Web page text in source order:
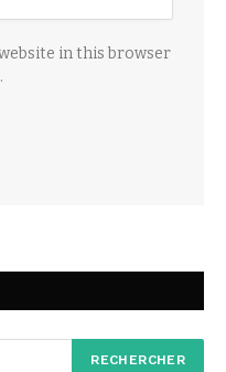
website in this browser